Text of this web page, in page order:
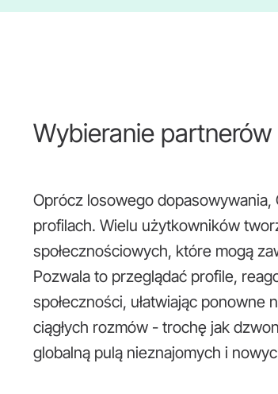
Wybieranie
Oprócz losowego dopasowywania,
profilach. Wielu użytkowników
społecznościowych, które mogą
Pozwala to przeglądać profile,
społeczności, ułatwiając
ciągłych rozmów - trochę jak
globalną pulą nieznajomych i